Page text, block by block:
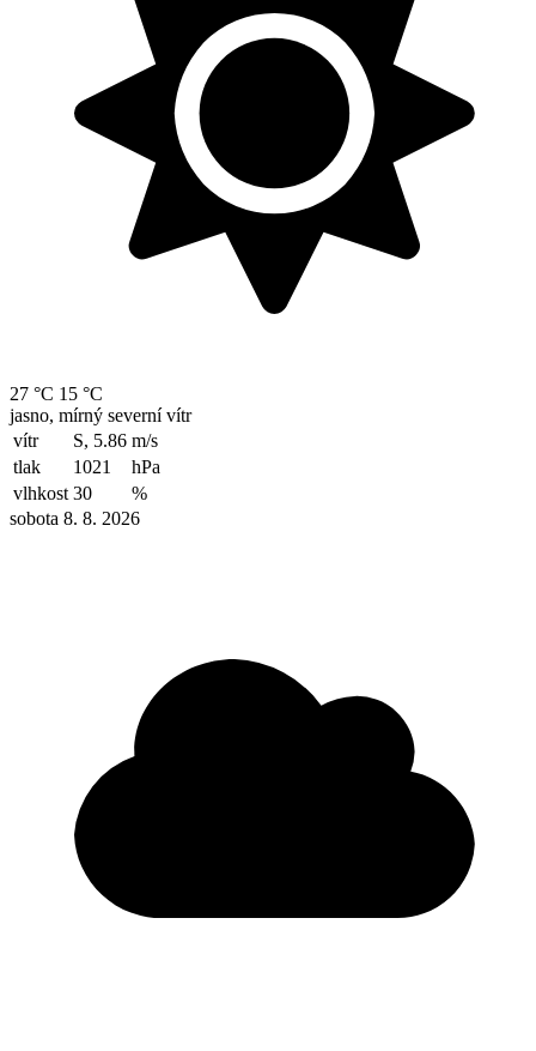
27 °C 15 °C
jasno, mírný severní vítr
vítr
S, 5.86 m/s
tlak
1021
hPa
vlhkost 30
%
sobota 8. 8. 2026